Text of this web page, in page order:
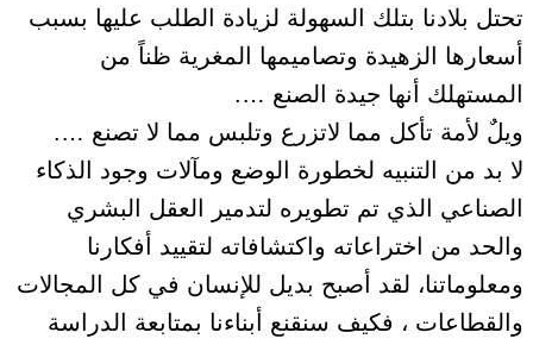
تحتل بلادنا بتلك السهولة لزيادة الطلب عليها بسبب
أسعارها الزهيدة وتصاميمها المغرية ظناً من
المستهلك أنها جيدة الصنع ….
ويلٌ لأمة تأكل مما لاتزرع وتلبس مما لا تصنع ….
لا بد من التنبيه لخطورة الوضع ومآلات وجود الذكاء
الصناعي الذي تم تطويره لتدمير العقل البشري
والحد من اختراعاته واكتشافاته لتقييد أفكارنا
ومعلوماتنا، لقد أصبح بديل للإنسان في كل المجالات
والقطاعات ، فكيف سنقنع أبناءنا بمتابعة الدراسة